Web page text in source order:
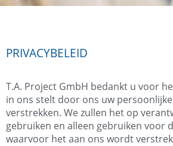
PRIVACYBELEID
T.A. Project GmbH bedankt u voor
in ons stelt door ons uw
verstrekken. We zullen het op
gebruiken en alleen gebruiken voor
waarvoor het aan ons wordt